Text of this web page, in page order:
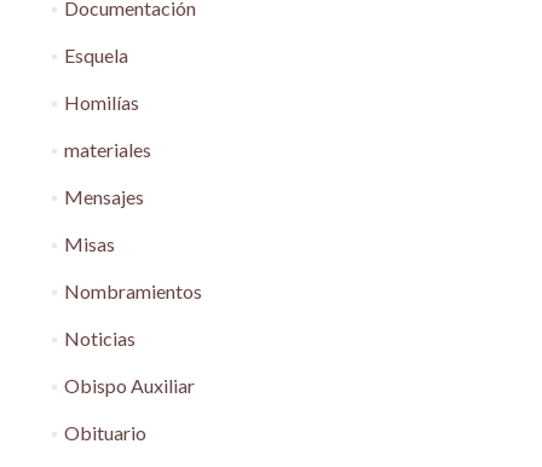
Documentación
Esquela
Homilías
materiales
Mensajes
Misas
Nombramientos
Noticias
Obispo Auxiliar
Obituario